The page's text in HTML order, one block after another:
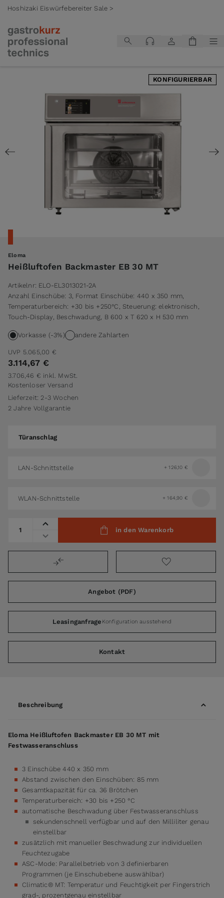
Hoshizaki Eiswürfebereiter Sale >
KONFIGURIERBAR
Eloma
Heißluftofen Backmaster EB 30 MT
Artikelnr: ELO-EL3013021-2A
Anzahl Einschübe: 3, Format Einschübe: 440 x 350 mm,
Temperaturbereich: +30 bis +250°C, Steuerung: elektronisch,
Touch-Display, Beschwadung, B 600 x T 620 x H 530 mm
Vorkasse (-3%) andere Zahlarten
UVP 5.065,00 €
3.114,67 €
3.706,46 € inkl. MwSt.
Kostenloser Versand
Lieferzeit: 2-3 Wochen
2 Jahre Vollgarantie
Türanschlag
LAN-Schnittstelle + 126,10 €
WLAN-Schnittstelle + 164,90 €
in den Warenkorb
Angebot (PDF)
Leasinganfrage Konfiguration ausstehend
Kontakt
Beschreibung
Eloma Heißluftofen Backmaster EB 30 MT mit
Festwasseranschluss
3 Einschübe 440 x 350 mm
Abstand zwischen den Einschüben: 85 mm
Gesamtkapazität für ca. 36 Brötchen
Temperaturbereich: +30 bis +250 °C
automatische Beschwadung über Festwasseranschluss
sekundenschnell verfügbar und auf den Milliliter genau
einstellbar
zusätzlich mit manueller Beschwadung zur individuellen
Feuchtezugabe
ASC-Mode: Parallelbetrieb von 3 definierbaren
Programmen (je Einschubebene auswählbar)
Climatic® MT: Temperatur und Feuchtigkeit per Fingerstrich
grad-, prozentgenau einstellbar